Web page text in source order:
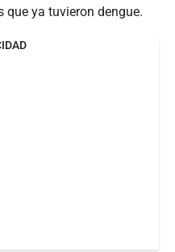
que ya tuvieron dengue.